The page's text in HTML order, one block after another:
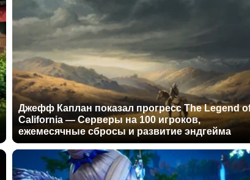
Джефф Каплан показал прогресс The Legend
California — Серверы на 100 игроков,
ежемесячные сбросы и развитие эндгейма